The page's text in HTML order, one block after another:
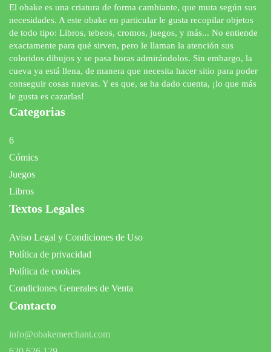
El obake es una criatura de forma cambiante, que muta según sus
necesidades. A este obake en particular le gusta recopilar objetos
de todo tipo: Libros, tebeos, cromos, juegos, y más... No entiende
exactamente para qué sirven, pero le llaman la atención sus
coloridos dibujos y se pasa horas admirándolos. Sin embargo, la
cueva ya está llena, de manera que necesita hacer sitio para poder
conseguir cosas nuevas. Y es que, se ha dado cuenta, ¡lo que más
le gusta es cazarlas!
Categorias
6
Cómics
Juegos
Libros
Textos Legales
Aviso Legal y Condiciones de Uso
Política de privacidad
Política de cookies
Condiciones Generales de Venta
Contacto
info@obakemerchant.com